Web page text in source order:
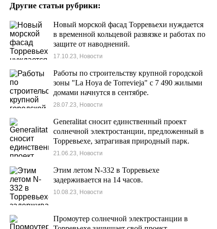
Другие статьи рубрики:
Новый морской фасад Торревьехи нуждается
в временной кольцевой развязке и работах по
защите от наводнений.
17.10.23, Новости
Работы по строительству крупной городской
зоны "La Hoya de Torrevieja" с 7 490 жилыми
домами начнутся в сентябре.
28.07.23, Новости
Generalitat сносит единственный проект
солнечной электростанции, предложенный в
Торревьехе, затрагивая природный парк.
21.06.23, Новости
Этим летом N-332 в Торревьехе
задерживается на 14 часов.
10.08.23, Новости
Промоутер солнечной электростанции в